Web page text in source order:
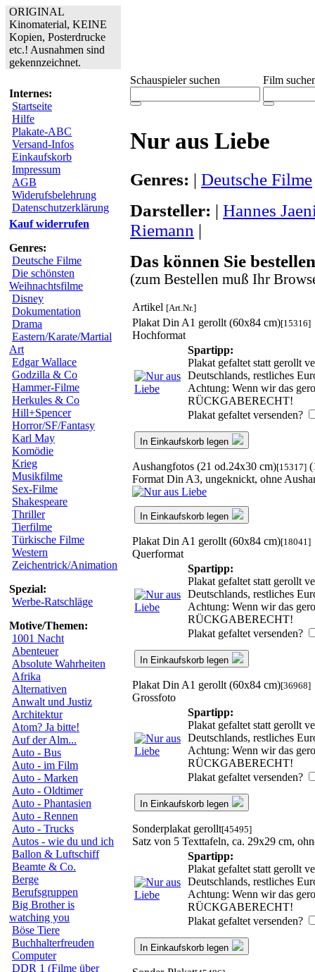
ORIGINAL
Kinomaterial, KEINE
Kopien, Posterdrucke
etc.! Ausnahmen sind
gekennzeichnet.
Internes:
Startseite
Hilfe
Plakate-ABC
Versand-Infos
Einkaufskorb
Impressum
AGB
Widerufsbelehrung
Datenschutzerklärung
Kauf widerrufen
Genres:
Deutsche Filme
Die schönsten
Weihnachtsfilme
Disney
Dokumentation
Drama
Eastern/Karate/Martial
Art
Edgar Wallace
Godzilla & Co
Hammer-Filme
Herkules & Co
Hill+Spencer
Horror/SF/Fantasy
Karl May
Komödie
Krieg
Musikfilme
Sex-Filme
Shakespeare
Thriller
Tierfilme
Türkische Filme
Western
Zeichentrick/Animation
Spezial:
Werbe-Ratschläge
Motive/Themen:
1001 Nacht
Abenteuer
Absolute Wahrheiten
Afrika
Alternativen
Anwalt und Justiz
Architektur
Atom? Ja bitte!
Auf der Alm...
Auto - Bus
Auto - im Film
Auto - Marken
Auto - Oldtimer
Auto - Phantasien
Auto - Rennen
Auto - Trucks
Autos - wie du und ich
Ballon & Luftschiff
Beamte & Co.
Berge
Berufsgruppen
Big Brother is
watching you
Böse Tiere
Buchhalterfreuden
Computer
DDR 1 (Filme über
Schauspieler suchen Film
Nur aus Liebe
Genres: | Deutsche Filme
Darsteller: | Hannes
Riemann |
Das können Sie
(zum Bestellen muß Ihr
Artikel [Art.Nr.]
Plakat Din A1 gerollt (60x84 cm)[15316]
Hochformat
Spartipp:
Plakat gefaltet statt gerollt
Deutschlands, restliches
Achtung: Wenn wir das
RÜCKGABERECHT!
Plakat gefaltet versenden?
In Einkaufskorb legen
Aushangfotos (21 od.24x30 cm)[15317]
Format Din A3, ungeknickt, ohne
In Einkaufskorb legen
Plakat Din A1 gerollt (60x84 cm)[18041]
Querformat
Spartipp:
Plakat gefaltet statt gerollt
Deutschlands, restliches
Achtung: Wenn wir das
RÜCKGABERECHT!
Plakat gefaltet versenden?
In Einkaufskorb legen
Plakat Din A1 gerollt (60x84 cm)[36968]
Grossfoto
Spartipp:
Plakat gefaltet statt gerollt
Deutschlands, restliches
Achtung: Wenn wir das
RÜCKGABERECHT!
Plakat gefaltet versenden?
In Einkaufskorb legen
Sonderplakat gerollt[45495]
Satz von 5 Texttafeln, ca. 29x29 cm,
Spartipp:
Plakat gefaltet statt gerollt
Deutschlands, restliches
Achtung: Wenn wir das
RÜCKGABERECHT!
Plakat gefaltet versenden?
In Einkaufskorb legen